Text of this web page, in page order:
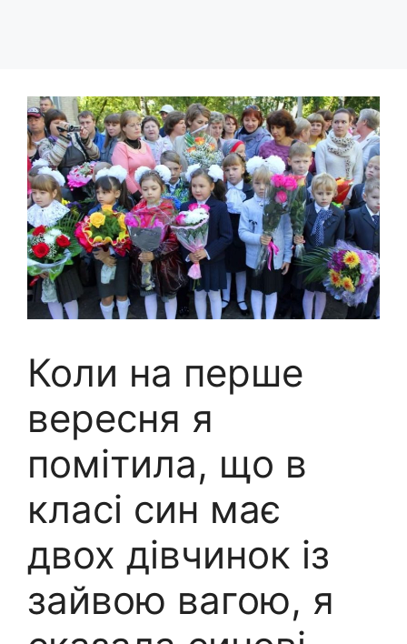
Коли на перше
вересня я
помітила, що в
класі син має
двох дівчинок із
зайвою вагою, я